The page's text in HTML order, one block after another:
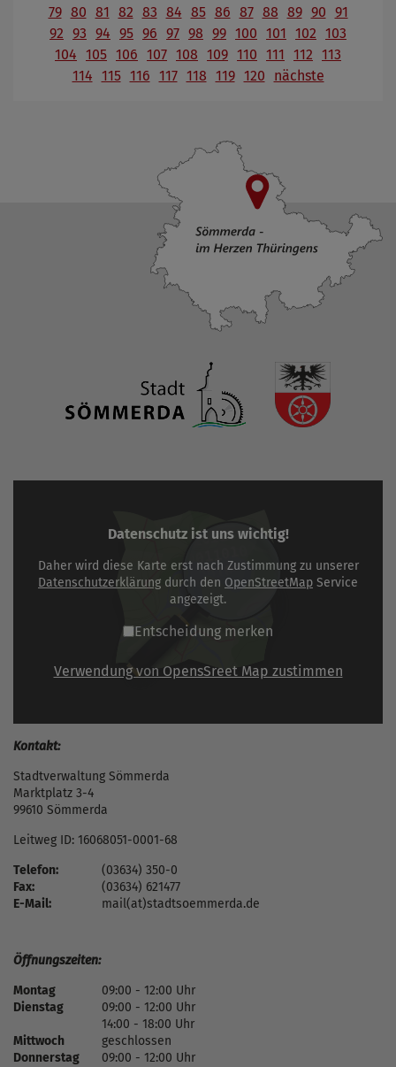
79 80 81 82 83 84 85 86 87 88 89 90 91
92 93 94 95 96 97 98 99 100 101 102 103
104 105 106 107 108 109 110 111 112 113
114 115 116 117 118 119 120 nächste
Datenschutz ist uns wichtig!
Daher wird diese Karte erst nach Zustimmung zu unserer
Datenschutzerklärung durch den OpenStreetMap Service
angezeigt.
Entscheidung merken
Verwendung von OpensSreet Map zustimmen
Kontakt:
Stadtverwaltung Sömmerda
Marktplatz 3-4
99610 Sömmerda
Leitweg ID: 16068051-0001-68
Telefon:
(03634) 350-0
Fax:
(03634) 621477
E-Mail:
mail(at)stadtsoemmerda.de
Öffnungszeiten:
Montag
09:00 - 12:00 Uhr
Dienstag
09:00 - 12:00 Uhr
14:00 - 18:00 Uhr
Mittwoch
geschlossen
Donnerstag
09:00 - 12:00 Uhr